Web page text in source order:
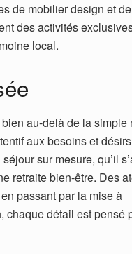
de mobilier design et
des activités
local.
au-delà de la simple
aux besoins et
sur mesure, qu’il
retraite bien-être. Des
passant par la mise à
chaque détail est pensé